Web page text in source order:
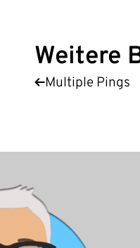
Weitere
Multiple Pings